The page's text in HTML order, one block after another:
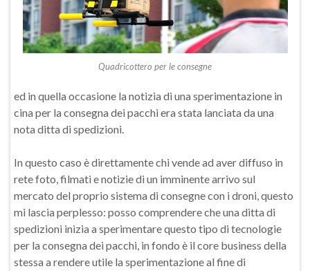
Quadricottero per le consegne
ed in quella occasione la notizia di una sperimentazione in
cina per la consegna dei pacchi era stata lanciata da una
nota ditta di spedizioni.
In questo caso è direttamente chi vende ad aver diffuso in
rete foto, filmati e notizie di un imminente arrivo sul
mercato del proprio sistema di consegne con i droni, questo
mi lascia perplesso: posso comprendere che una ditta di
spedizioni inizia a sperimentare questo tipo di tecnologie
per la consegna dei pacchi, in fondo è il core business della
stessa a rendere utile la sperimentazione al fine di